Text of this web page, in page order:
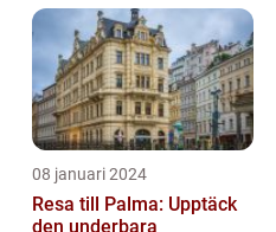
08 januari 2024
Resa till Palma: Upptäck
den underbara